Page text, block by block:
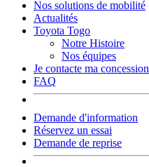
Nos solutions de mobilité
Actualités
Toyota Togo
Notre Histoire
Nos équipes
Je contacte ma concession
FAQ
Demande d'information
Réservez un essai
Demande de reprise